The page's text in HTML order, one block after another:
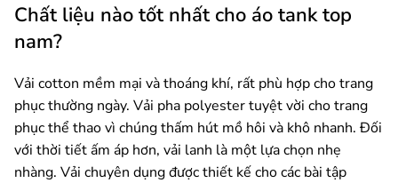
Chất liệu nào tốt nhất cho áo tank top
nam?
Vải cotton mềm mại và thoáng khí, rất phù hợp cho trang
phục thường ngày. Vải pha polyester tuyệt vời cho trang
phục thể thao vì chúng thấm hút mồ hôi và khô nhanh. Đối
với thời tiết ấm áp hơn, vải lanh là một lựa chọn nhẹ
nhàng. Vải chuyên dụng được thiết kế cho các bài tập